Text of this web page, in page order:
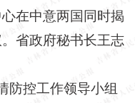
在中意两国同时揭
省政府秘书长王志
防控工作领导小组